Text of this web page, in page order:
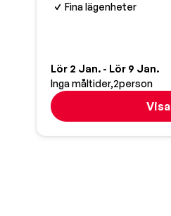
Fina lägenheter
Lör 2 Jan. - Lör 9 Jan.
Inga måltider 2person
Visa